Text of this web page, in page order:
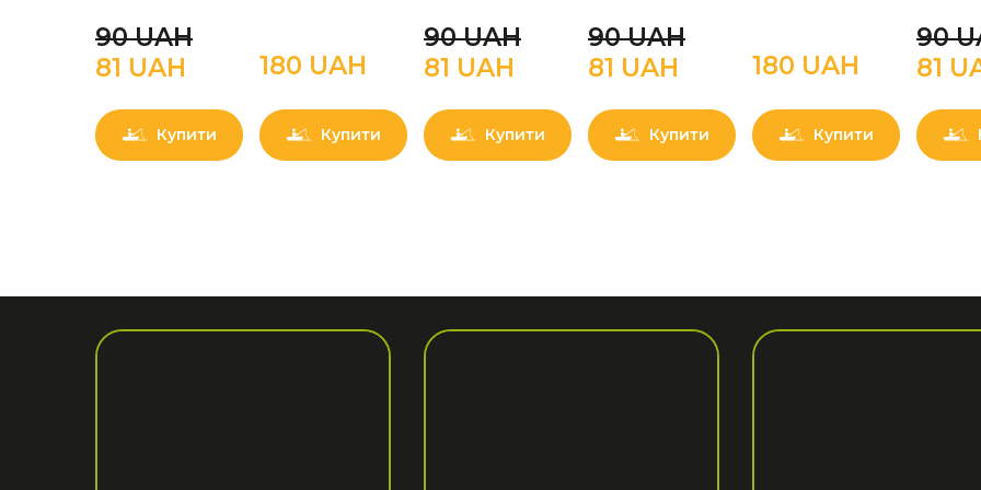
90 UAН
81 UAН
Купити
180 UAН
Купити
90 UAН
81 UAН
Купити
90 UAН
81 UAН
Купити
180 UAН
Купити
90
81